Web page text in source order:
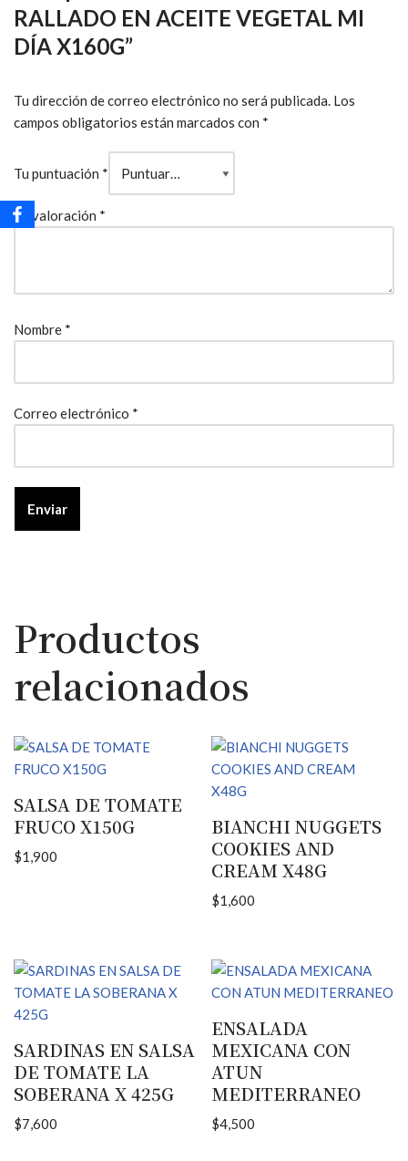
RALLADO EN ACEITE VEGETAL MI
DÍA X160G”
Tu dirección de correo electrónico no será publicada. Los
campos obligatorios están marcados con *
Tu puntuación *
Tu valoración *
Nombre *
Correo electrónico *
Productos
relacionados
SALSA DE TOMATE
FRUCO X150G
$1,900
BIANCHI NUGGETS
COOKIES AND
CREAM X48G
$1,600
SARDINAS EN SALSA
DE TOMATE LA
SOBERANA X 425G
$7,600
ENSALADA
MEXICANA CON
ATUN
MEDITERRANEO
$4,500